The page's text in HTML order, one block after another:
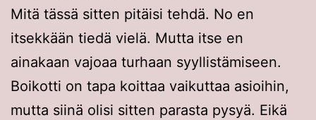
Mitä tässä sitten pitäisi tehdä. No en
itsekkään tiedä vielä. Mutta itse en
ainakaan vajoaa turhaan syyllistämiseen.
Boikotti on tapa koittaa vaikuttaa asioihin,
mutta siinä olisi sitten parasta pysyä. Eikä